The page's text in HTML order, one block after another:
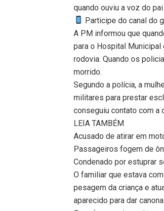
quando ouviu a voz do
Participe do canal do
A PM informou que
para o Hospital Municipal
rodovia. Quando os
morrido.
Segundo a polícia, a
militares para prestar
conseguiu contato com a
LEIA TAMBÉM
Acusado de atirar em
Passageiros fogem de
Condenado por estuprar
O familiar que estava
pesagem da criança e
aparecido para dar canona.